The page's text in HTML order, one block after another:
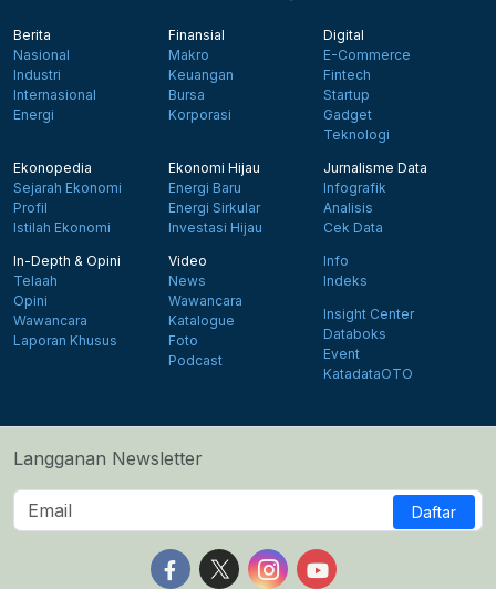
Berita
Nasional
Industri
Internasional
Energi
Finansial
Makro
Keuangan
Bursa
Korporasi
Digital
E-Commerce
Fintech
Startup
Gadget
Teknologi
Ekonopedia
Sejarah Ekonomi
Profil
Istilah Ekonomi
Ekonomi Hijau
Energi Baru
Energi Sirkular
Investasi Hijau
Jurnalisme Data
Infografik
Analisis
Cek Data
In-Depth & Opini
Telaah
Opini
Wawancara
Laporan Khusus
Video
News
Wawancara
Katalogue
Foto
Podcast
Info
Indeks
Insight Center
Databoks
Event
KatadataOTO
Langganan Newsletter
Daftar
Follow us on Facebook
Follow us on X
Follow us on Instagram
Follow us on